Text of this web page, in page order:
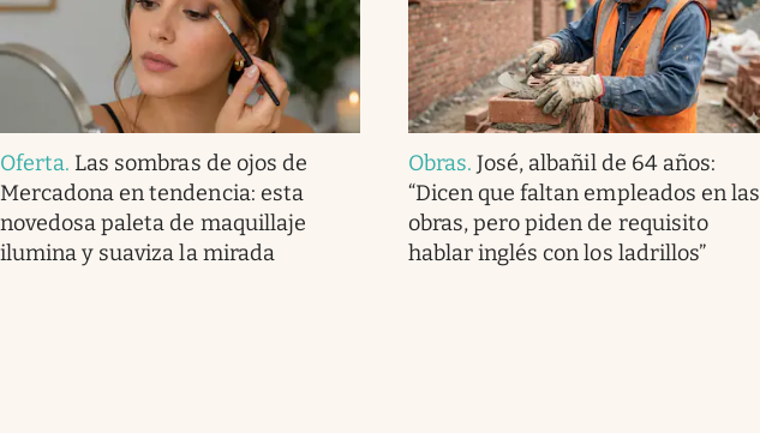
Oferta. Las sombras de ojos de
Mercadona en tendencia: esta
novedosa paleta de maquillaje
ilumina y suaviza la mirada
Obras.José, albañil de 64 años:
“Dicen que faltan empleados en las
obras, pero piden de requisito
hablar inglés con los ladrillos”